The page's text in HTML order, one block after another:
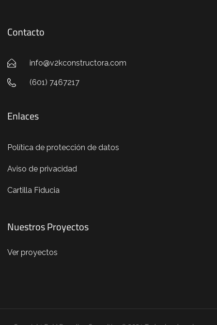
Contacto
info@v2kconstructora.com
(601) 7467217
Enlaces
Política de protección de datos
Aviso de privacidad
Cartilla Fiducia
Nuestros Proyectos
Ver proyectos